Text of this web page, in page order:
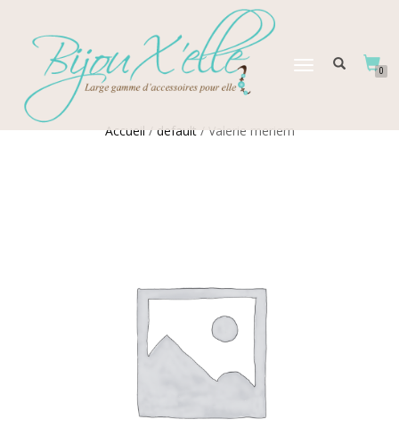
DÉPLIER
0
Accueil/default/ Valerie meriem